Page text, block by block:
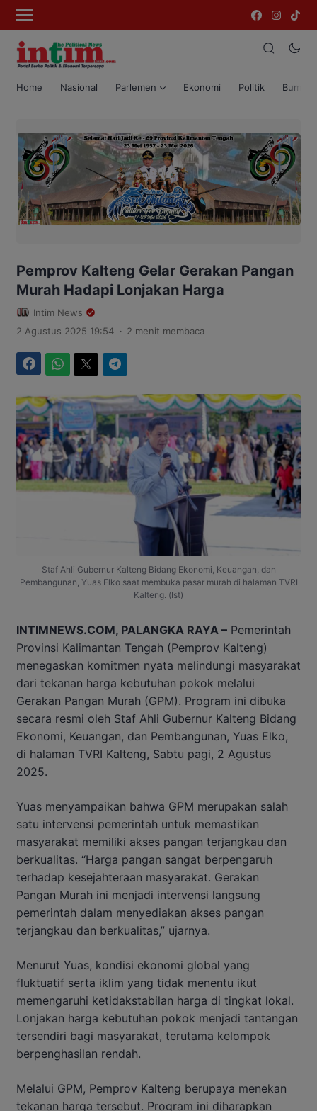
Home Nasional Parlemen Ekonomi Politik Bumi
Pemprov Kalteng Gelar Gerakan Pangan
Murah Hadapi Lonjakan Harga
Intim News
2 Agustus 2025 19:54 . 2 menit membaca
Staf Ahli Gubernur Kalteng Bidang Ekonomi, Keuangan, dan
Pembangunan, Yuas Elko saat membuka pasar murah di halaman TVRI
Kalteng. (Ist)
INTIMNEWS.COM, PALANGKA RAYA – Pemerintah
Provinsi Kalimantan Tengah (Pemprov Kalteng)
menegaskan komitmen nyata melindungi masyarakat
dari tekanan harga kebutuhan pokok melalui
Gerakan Pangan Murah (GPM). Program ini dibuka
secara resmi oleh Staf Ahli Gubernur Kalteng Bidang
Ekonomi, Keuangan, dan Pembangunan, Yuas Elko,
di halaman TVRI Kalteng, Sabtu pagi, 2 Agustus
2025.
Yuas menyampaikan bahwa GPM merupakan salah
satu intervensi pemerintah untuk memastikan
masyarakat memiliki akses pangan terjangkau dan
berkualitas. “Harga pangan sangat berpengaruh
terhadap kesejahteraan masyarakat. Gerakan
Pangan Murah ini menjadi intervensi langsung
pemerintah dalam menyediakan akses pangan
terjangkau dan berkualitas,” ujarnya.
Menurut Yuas, kondisi ekonomi global yang
fluktuatif serta iklim yang tidak menentu ikut
memengaruhi ketidakstabilan harga di tingkat lokal.
Lonjakan harga kebutuhan pokok menjadi tantangan
tersendiri bagi masyarakat, terutama kelompok
berpenghasilan rendah.
Melalui GPM, Pemprov Kalteng berupaya menekan
tekanan harga tersebut. Program ini diharapkan